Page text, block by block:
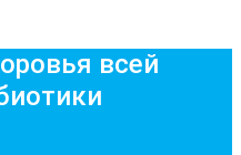
всей